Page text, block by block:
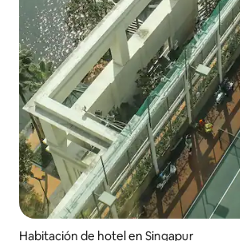
Habitación de hotel en Singapur